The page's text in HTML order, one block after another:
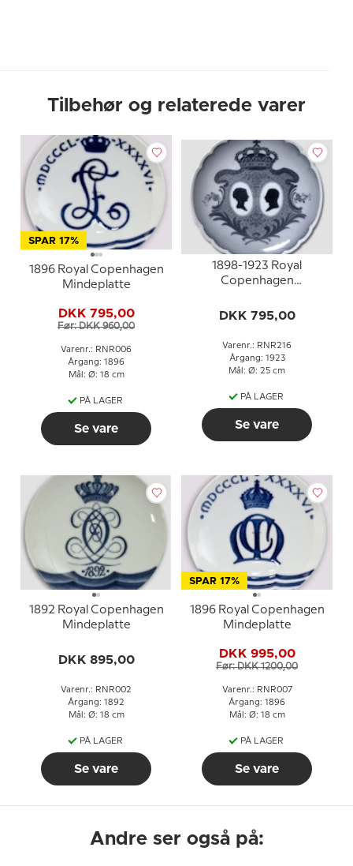
Tilbehør og relaterede varer
SPAR 17%
1896 Royal Copenhagen
Mindeplatte
DKK 795,00
Før: DKK 960,00
Varenr.: RNR006
Årgang: 1896
Mål: Ø: 18 cm
PÅ LAGER
Se vare
1898-1923 Royal
Copenhagen
X.s og dronning
DKK 795,00
Varenr.: RNR216
Årgang: 1923
Mål: Ø: 25 cm
PÅ LAGER
Se vare
1892 Royal Copenhagen
Mindeplatte
DKK 895,00
Varenr.: RNR002
Årgang: 1892
Mål: Ø: 18 cm
PÅ LAGER
Se vare
SPAR 17%
1896 Royal Copenhagen
Mindeplatte
DKK 995,00
Før: DKK 1200,00
Varenr.: RNR007
Årgang: 1896
Mål: Ø: 18 cm
PÅ LAGER
Se vare
Andre ser også på: